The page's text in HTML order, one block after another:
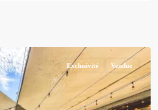
Exclusivité Vendue